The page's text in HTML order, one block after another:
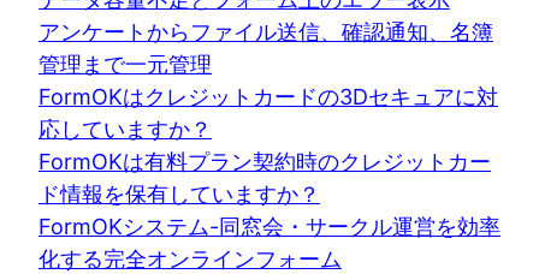
アンケートからファイル送信、確認通知、名簿
管理まで一元管理
FormOKはクレジットカードの3Dセキュアに対
応していますか？
FormOKは有料プラン契約時のクレジットカー
ド情報を保有していますか？
FormOKシステム-同窓会・サークル運営を効率
化する完全オンラインフォーム